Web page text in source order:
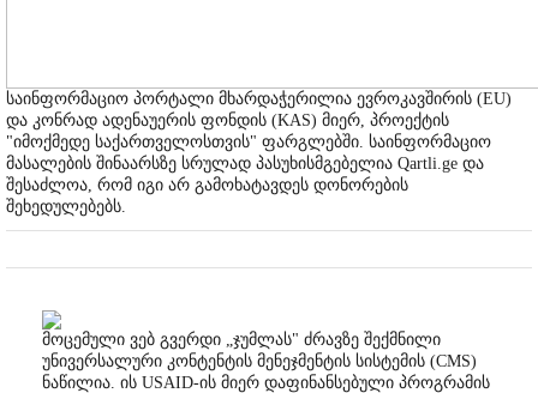
საინფორმაციო პორტალი მხარდაჭერილია ევროკავშირის (EU)
და კონრად ადენაუერის ფონდის (KAS) მიერ, პროექტის
"იმოქმედე საქართველოსთვის" ფარგლებში. საინფორმაციო
მასალების შინაარსზე სრულად პასუხისმგებელია Qartli.ge და
შესაძლოა, რომ იგი არ გამოხატავდეს დონორების
შეხედულებებს.
მოცემული ვებ გვერდი „ჯუმლას" ძრავზე შექმნილი
უნივერსალური კონტენტის მენეჯმენტის სისტემის (CMS)
ნაწილია. ის USAID-ის მიერ დაფინანსებული პროგრამის